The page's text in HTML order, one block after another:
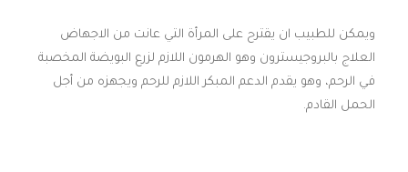
ويمكن للطبيب ان يقترح على المرأة التي عانت من الاجهاض
العلاج بالبروجيسترون وهو الهرمون اللازم لزرع البويضة المخصبة
في الرحم، وهو يقدم الدعم المبكر اللازم للرحم ويجهزه من أجل
الحمل القادم.